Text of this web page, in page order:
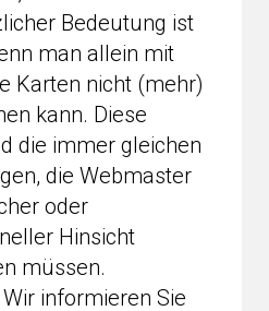
Bedeutung ist
man allein mit
Karten nicht (mehr)
kann. Diese
die immer gleichen
die Webmaster
oder
Hinsicht
müssen.
informieren Sie